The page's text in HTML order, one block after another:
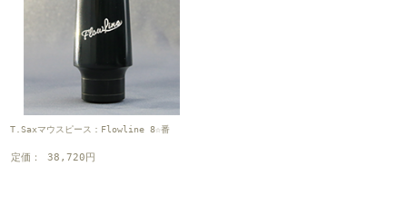
T.Saxマウスピース：Flowline 8☆番
定価： 38,720円